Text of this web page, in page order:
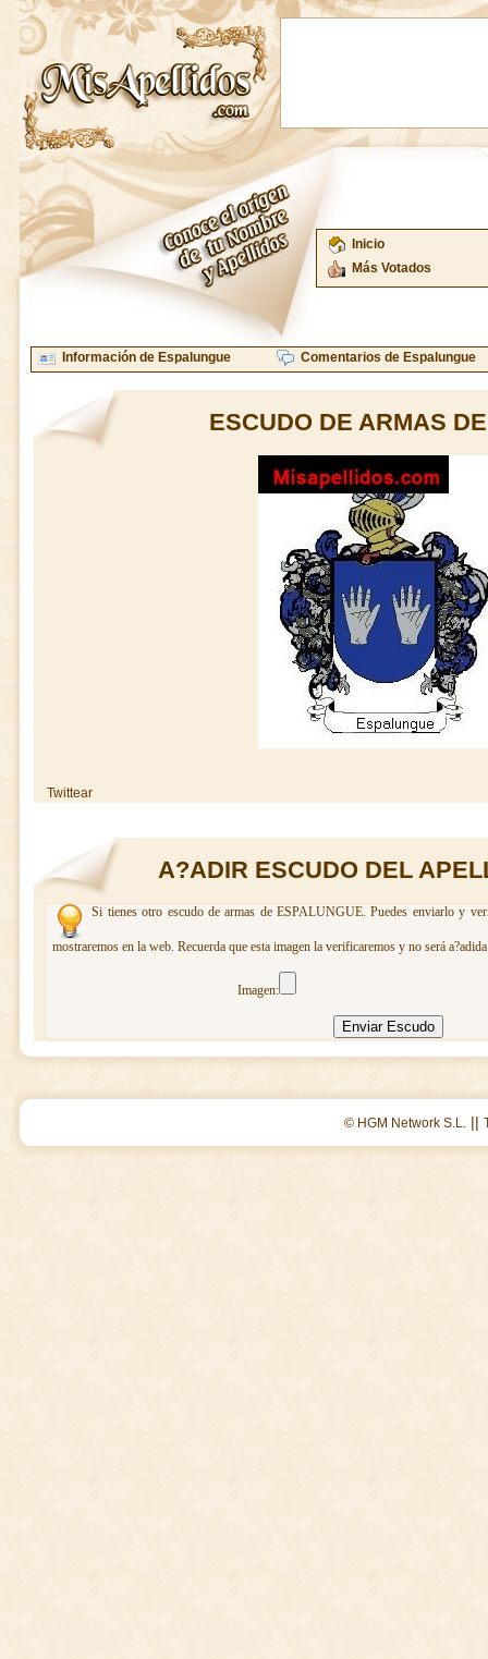
Inicio
Más Votados
Información de Espalungue Comentarios de Espalungue
ESCUDO DE ARMAS
Twittear
A?ADIR ESCUDO DEL
Si tienes otro escudo de armas de ESPALUNGUE. Puedes enviarlo y
mostraremos en la web. Recuerda que esta imagen la verificaremos y no será
Imagen:
© HGM Network S.L. ||